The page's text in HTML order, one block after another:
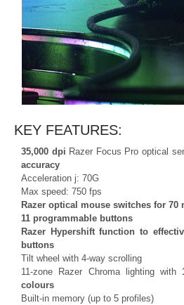
KEY FEATURES:
35,000 dpi Razer Focus Pro optical
accuracy
Acceleration j: 70G
Max speed: 750 fps
Razer optical mouse switches for
11 programmable buttons
Razer Hypershift function to
buttons
Tilt wheel with 4-way scrolling
11-zone Razer Chroma lighting with
colours
Built-in memory (up to 5 profiles)